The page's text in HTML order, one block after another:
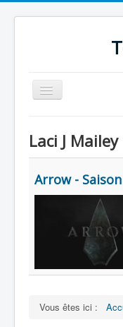
Basculer
la
Toku-Actrices
Toku-Critiques
Séries
Dessins
Laci J Mailey
Arrow - Saison
Vous êtes ici :